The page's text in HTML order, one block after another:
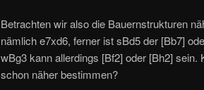
Betrachten wir also die Bauernstrukturen
nämlich e7xd6, ferner ist sBd5 der [Bb7]
wBg3 kann allerdings [Bf2] oder [Bh2] sein.
schon näher bestimmen?